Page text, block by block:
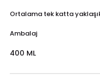
Ortalama tek katta
Ambalaj
400 ML